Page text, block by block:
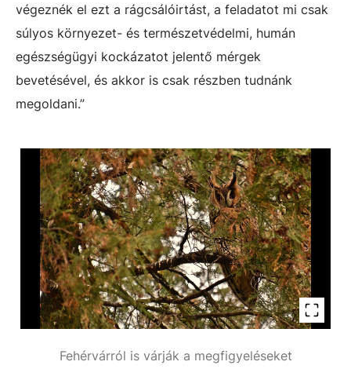
végeznék el ezt a rágcsálóirtást, a feladatot mi csak
súlyos környezet- és természetvédelmi, humán
egészségügyi kockázatot jelentő mérgek
bevetésével, és akkor is csak részben tudnánk
megoldani.”
Fehérvárról is várják a megfigyeléseket